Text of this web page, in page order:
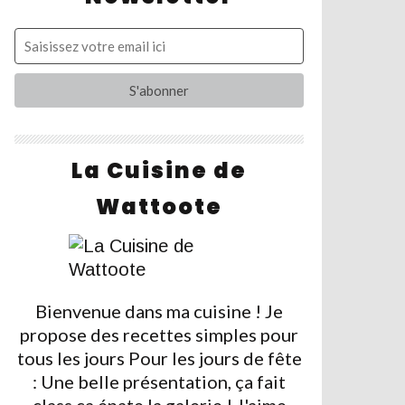
La Cuisine de
Wattoote
Bienvenue dans ma cuisine ! Je
propose des recettes simples pour
tous les jours Pour les jours de fête
: Une belle présentation, ça fait